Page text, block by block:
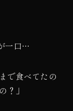
一口…
で食べてたの
？」